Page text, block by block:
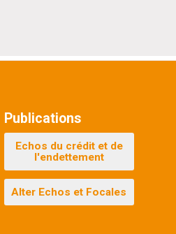
Publications
Echos du crédit et de
l'endettement
Alter Echos et Focales